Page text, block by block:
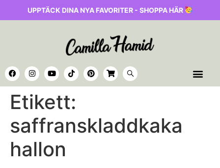
UPPTÄCK DINA NYA FAVORITER - SHOPPA HÄR
Etikett:
saffranskladdkaka
hallon